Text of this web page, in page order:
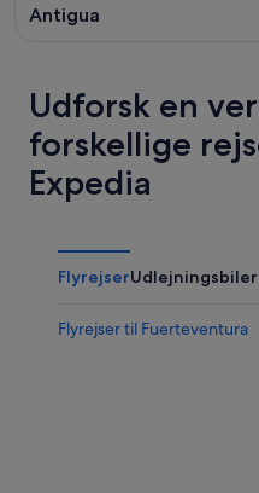
Antigua
Udforsk en
forskellige
Expedia
FlyrejserUdlejningsbiler
Flyrejser til Fuerteventura